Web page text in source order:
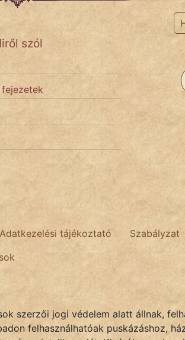
szól
Adatkezelési tájékoztató
Szabályzat
szerzői jogi védelem alatt állnak,
felhasználhatóak puskázáshoz,